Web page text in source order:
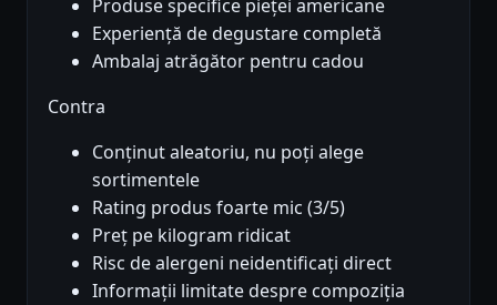
Produse specifice pieței americane
Experiență de degustare completă
Ambalaj atrăgător pentru cadou
Contra
Conținut aleatoriu, nu poți alege
sortimentele
Rating produs foarte mic (3/5)
Preț pe kilogram ridicat
Risc de alergeni neidentificați direct
Informații limitate despre compoziția